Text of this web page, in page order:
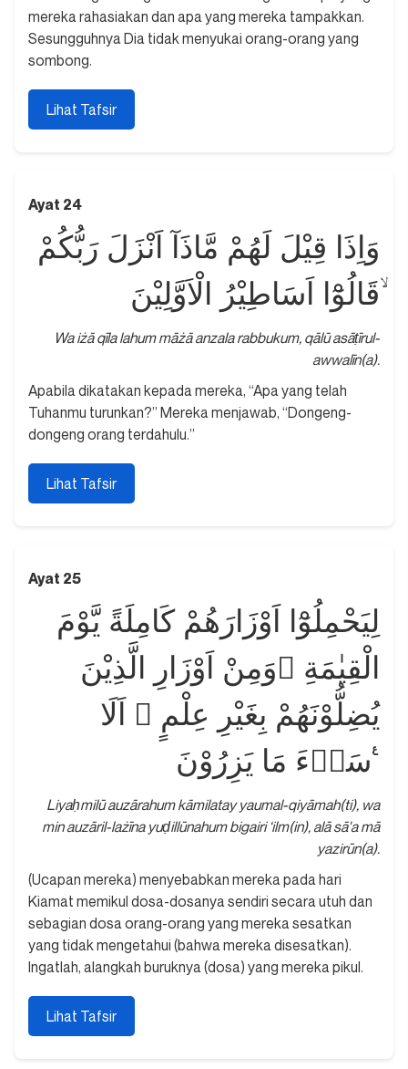
mereka rahasiakan dan apa yang mereka tampakkan.
Sesungguhnya Dia tidak menyukai orang-orang yang
sombong.
Lihat Tafsir
Ayat 24
وَاِذَا قِيْلَ لَهُمْ مَّاذَآ اَنْزَلَ رَبُّكُمْ
ۙقَالُوْٓا اَسَاطِيْرُ الْاَوَّلِيْنَ
Wa iżā qīla lahum māżā anzala rabbukum, qālū asāṭīrul-
awwalīn(a).
Apabila dikatakan kepada mereka, “Apa yang telah
Tuhanmu turunkan?” Mereka menjawab, “Dongeng-
dongeng orang terdahulu.”
Lihat Tafsir
Ayat 25
لِيَحْمِلُوْٓا اَوْزَارَهُمْ كَامِلَةً يَّوْمَ
الْقِيٰمَةِ ۙوَمِنْ اَوْزَارِ الَّذِيْنَ
يُضِلُّوْنَهُمْ بِغَيْرِ عِلْمٍ ۗ اَلَا
سَاۤءَ مَا يَزِرُوْنَ ࣖ
Liyaḥmilū auzārahum kāmilatay yaumal-qiyāmah(ti), wa
min auzāril-lażīna yuḍillūnahum bigairi ‘ilm(in), alā sā'a mā
yazirūn(a).
(Ucapan mereka) menyebabkan mereka pada hari
Kiamat memikul dosa-dosanya sendiri secara utuh dan
sebagian dosa orang-orang yang mereka sesatkan
yang tidak mengetahui (bahwa mereka disesatkan).
Ingatlah, alangkah buruknya (dosa) yang mereka pikul.
Lihat Tafsir